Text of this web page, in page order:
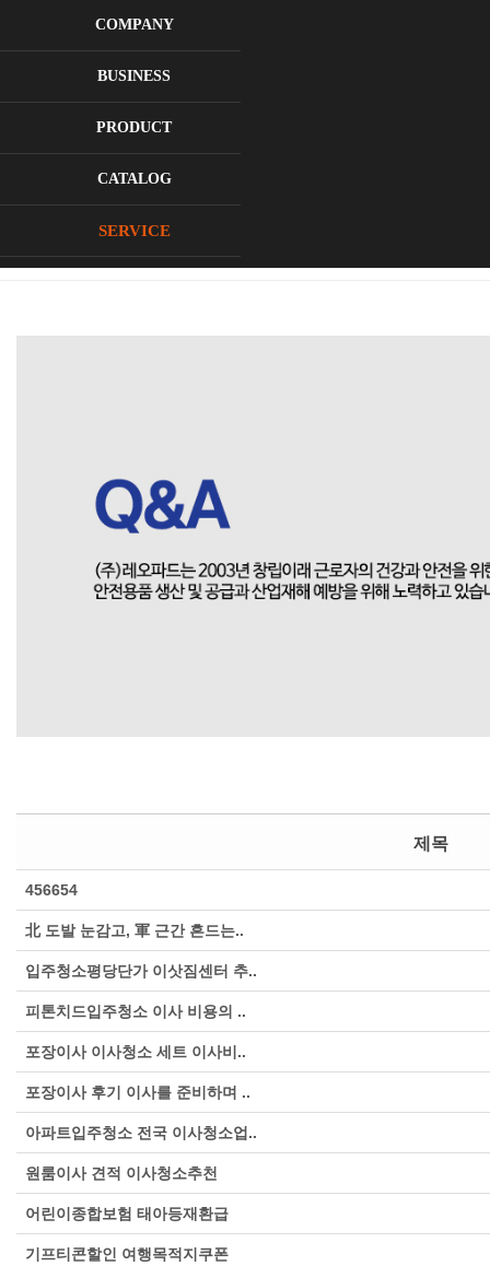
회원가입
COMPANY
BUSINESS
PRODUCT
CATALOG
SERVICE
질문과답변
제목
456654
北 도발 눈감고, 軍 근간 흔드는..
입주청소평당단가 이삿짐센터 추..
피톤치드입주청소 이사 비용의 ..
포장이사 이사청소 세트 이사비..
포장이사 후기 이사를 준비하며 ..
아파트입주청소 전국 이사청소업..
원룸이사 견적 이사청소추천
어린이종합보험 태아등재환급
기프티콘할인 여행목적지쿠폰